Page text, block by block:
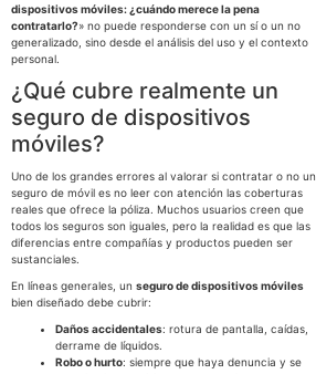
dispositivos móviles: ¿cuándo merece la pena
contratarlo?» no puede responderse con un sí o un no
generalizado, sino desde el análisis del uso y el contexto
personal.
¿Qué cubre realmente un
seguro de dispositivos
móviles?
Uno de los grandes errores al valorar si contratar o no un
seguro de móvil es no leer con atención las coberturas
reales que ofrece la póliza. Muchos usuarios creen que
todos los seguros son iguales, pero la realidad es que las
diferencias entre compañías y productos pueden ser
sustanciales.
En líneas generales, un seguro de dispositivos móviles
bien diseñado debe cubrir:
Daños accidentales: rotura de pantalla, caídas,
derrame de líquidos.
Robo o hurto: siempre que haya denuncia y se